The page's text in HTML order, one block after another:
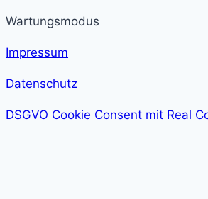
Wartungsmodus
Impressum
Datenschutz
DSGVO Cookie Consent mit Real